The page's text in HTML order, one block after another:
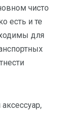
чисто
есть и те
для